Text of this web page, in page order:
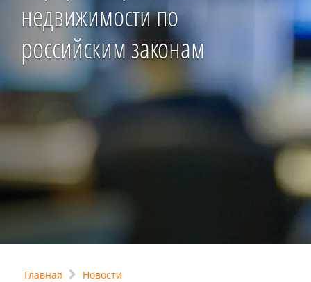
недвижимости по
российским законам
Главная Новости